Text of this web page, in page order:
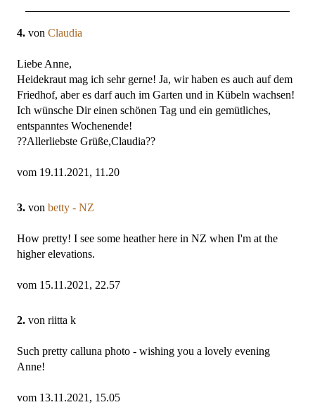
4. von Claudia
Liebe Anne,
Heidekraut mag ich sehr gerne! Ja, wir haben es auch auf dem
Friedhof, aber es darf auch im Garten und in Kübeln wachsen!
Ich wünsche Dir einen schönen Tag und ein gemütliches,
entspanntes Wochenende!
??Allerliebste Grüße,Claudia??
vom 19.11.2021, 11.20
3. von betty - NZ
How pretty! I see some heather here in NZ when I'm at the
higher elevations.
vom 15.11.2021, 22.57
2. von riitta k
Such pretty calluna photo - wishing you a lovely evening
Anne!
vom 13.11.2021, 15.05